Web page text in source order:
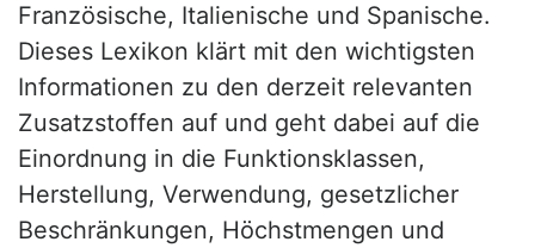
Französische, Italienische und Spanische.
Dieses Lexikon klärt mit den wichtigsten
Informationen zu den derzeit relevanten
Zusatzstoffen auf und geht dabei auf die
Einordnung in die Funktionsklassen,
Herstellung, Verwendung, gesetzlicher
Beschränkungen, Höchstmengen und